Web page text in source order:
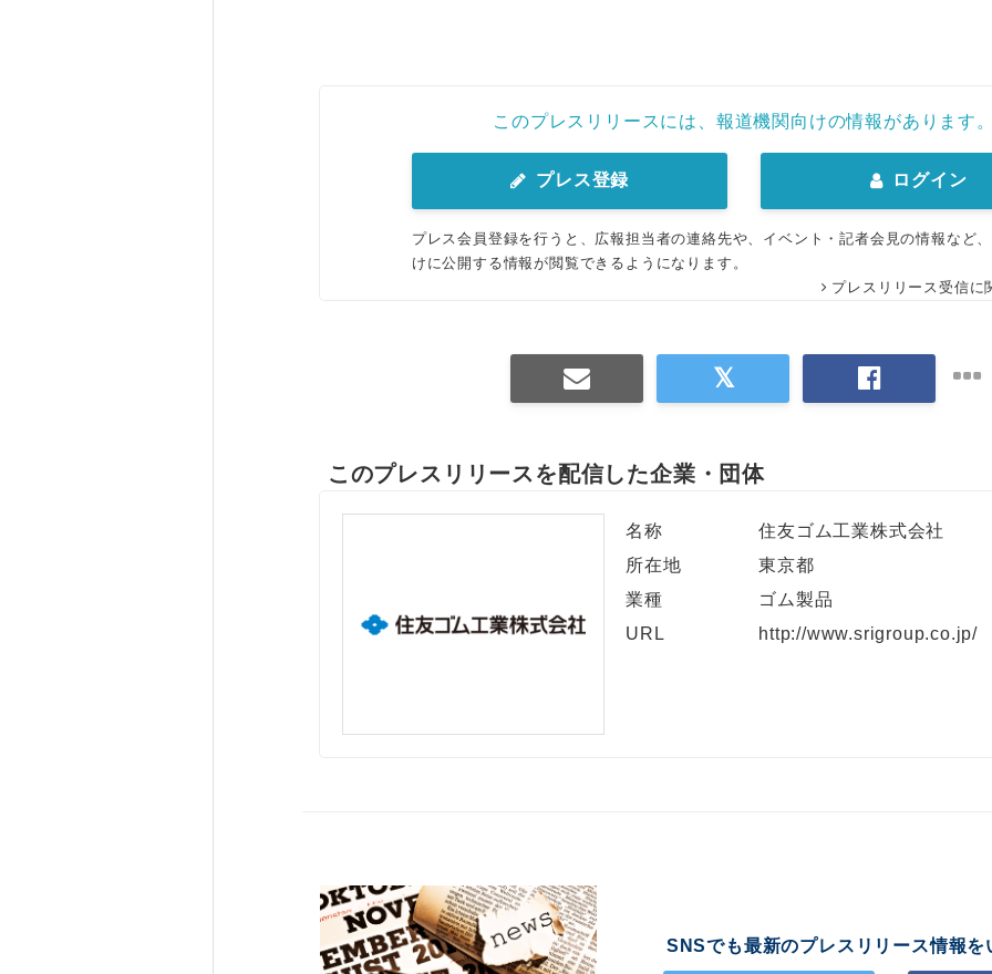
このプレスリリースには、報道機関向けの情報があります。
プレス登録 ログイン
プレス会員登録を行うと、広報担当者の連絡先や、イベント・記者会見の情報など
けに公開する情報が閲覧できるようになります。
プレスリリース受信に
このプレスリリースを配信した企業・団体
名称
住友ゴム工業株式会社
所在地
東京都
業種
ゴム製品
URL
http://www.srigroup.co.jp/
SNSでも最新のプレスリリース情報を